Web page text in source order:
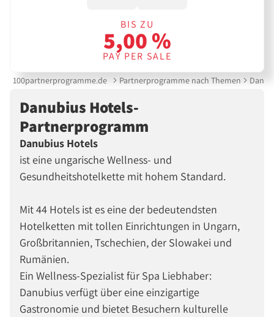
BIS ZU
5,00 %
PAY PER SALE
100partnerprogramme.de Partnerprogramme nach Themen
Danubius Hotels-
Partnerprogramm
Danubius Hotels
ist eine ungarische Wellness- und
Gesundheitshotelkette mit hohem Standard.
Mit 44 Hotels ist es eine der bedeutendsten
Hotelketten mit tollen Einrichtungen in Ungarn,
Großbritannien, Tschechien, der Slowakei und
Rumänien.
Ein Wellness-Spezialist für Spa Liebhaber:
Danubius verfügt über eine einzigartige
Gastronomie und bietet Besuchern kulturelle